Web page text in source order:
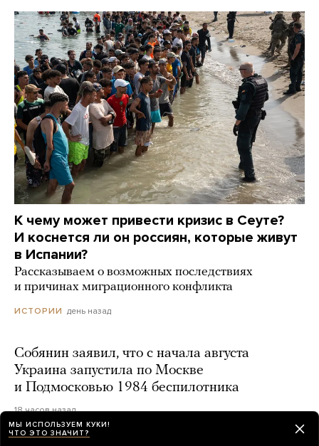
К чему может привести кризис в Сеуте?
И коснется ли он россиян, которые живут
в Испании?
Рассказываем о возможных последствиях
и причинах миграционного конфликта
ИСТОРИИ день назад
Собянин заявил, что с начала августа
Украина запустила по Москве
и Подмосковью 1984 беспилотника
18 часов назад
МЫ ИСПОЛЬЗУЕМ КУКИ!
ЧТО ЭТО ЗНАЧИТ?